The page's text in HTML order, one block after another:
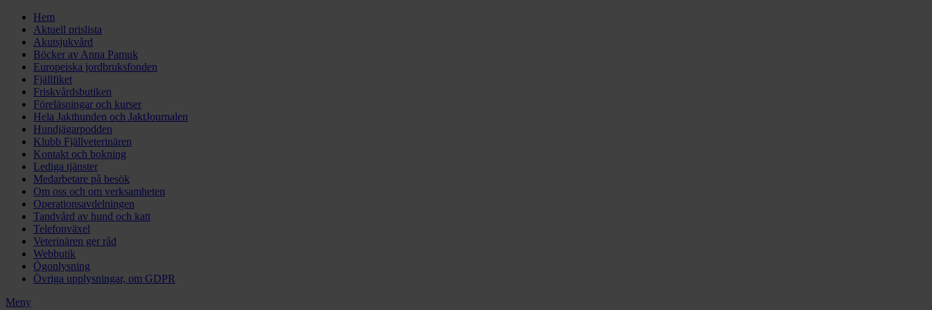
Hem
Aktuell prislista
Akutsjukvård
Böcker av Anna Pamuk
Europeiska jordbruksfonden
Fjällfiket
Friskvårdsbutiken
Föreläsningar och kurser
Hela Jakthunden och JaktJournalen
Hundjägarpodden
Klubb Fjällveterinären
Kontakt och bokning
Lediga tjänster
Medarbetare på besök
Om oss och om verksamheten
Operationsavdelningen
Tandvård av hund och katt
Telefonväxel
Veterinären ger råd
Webbutik
Ögonlysning
Övriga upplysningar, om GDPR
Meny